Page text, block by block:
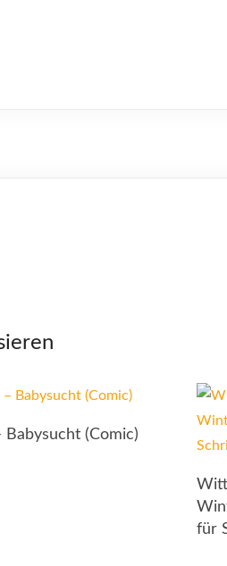
Babysucht (Comic)
für